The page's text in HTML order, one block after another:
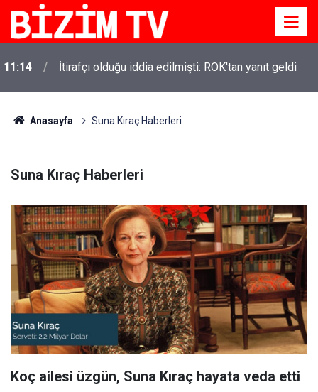
11:14 İtirafçı olduğu iddia edilmişti: ROK'tan yanıt geldi
Anasayfa Suna Kıraç Haberleri
Suna Kıraç Haberleri
Koç ailesi üzgün, Suna Kıraç hayata veda etti